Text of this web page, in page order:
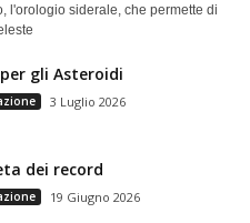
l'orologio siderale, che permette di
gli Asteroidi
3 Luglio 2026
dei record
19 Giugno 2026